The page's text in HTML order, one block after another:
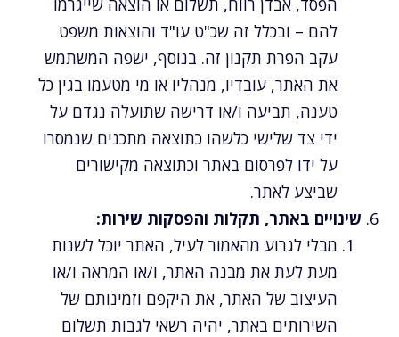
הפסד, אבדן רווח, תשלום או הוצאה שייגרמו
להם – ובכלל זה שכ"ט עו"ד והוצאות משפט
עקב הפרת תקנון זה. בנוסף, ישפה המשתמש
את האתר, עובדיו, מנהליו או מי מטעמו בגין כל
טענה, תביעה ו/או דרישה שתועלה נגדם על
ידי צד שלישי כלשהו כתוצאה מתכנים שנמסרו
על ידו לפרסום באתר וכתוצאה מקישורים
שביצע לאתר.
שינויים באתר, תקלות והפסקות שירות:
מבלי לגרוע מהאמור לעיל, האתר יוכל לשנות
מעת לעת את מבנה האתר, ו/או המראה ו/או
העיצוב של האתר, את היקפם וזמינותם של
השירותים באתר, יהיה רשאי לגבות תשלום